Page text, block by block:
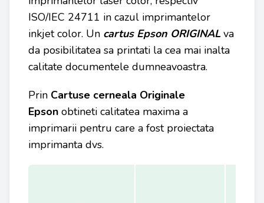
ISO/IEC 24711 in cazul imprimantelor
inkjet color. Un cartus Epson ORIGINALva
da posibilitatea sa printati la cea mai inalta
calitate documentele dumneavoastra.
Prin Cartuse cerneala Originale
Epson obtineti calitatea maxima a
imprimarii pentru care a fost proiectata
imprimanta dvs.